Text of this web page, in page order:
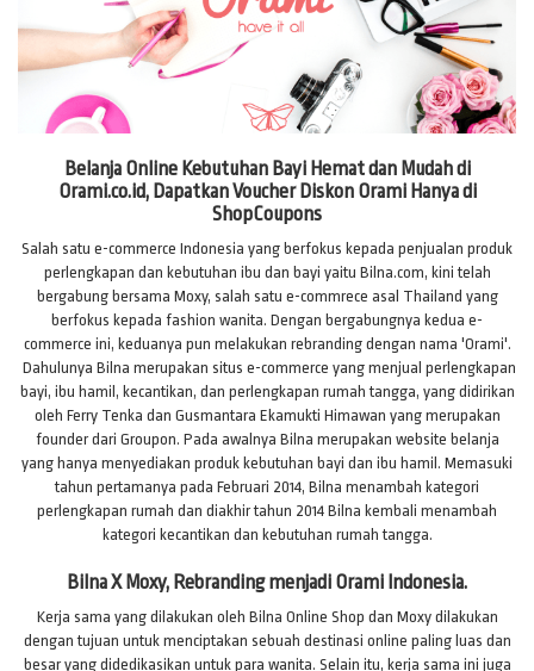
Belanja Online Kebutuhan Bayi Hemat dan Mudah di
Orami.co.id, Dapatkan Voucher Diskon Orami Hanya di
ShopCoupons
Salah satu e-commerce Indonesia yang berfokus kepada penjualan produk
perlengkapan dan kebutuhan ibu dan bayi yaitu Bilna.com, kini telah
bergabung bersama Moxy, salah satu e-commrece asal Thailand yang
berfokus kepada fashion wanita. Dengan bergabungnya kedua e-
commerce ini, keduanya pun melakukan rebranding dengan nama 'Orami'.
Dahulunya Bilna merupakan situs e-commerce yang menjual perlengkapan
bayi, ibu hamil, kecantikan, dan perlengkapan rumah tangga, yang didirikan
oleh Ferry Tenka dan Gusmantara Ekamukti Himawan yang merupakan
founder dari Groupon. Pada awalnya Bilna merupakan website belanja
yang hanya menyediakan produk kebutuhan bayi dan ibu hamil. Memasuki
tahun pertamanya pada Februari 2014, Bilna menambah kategori
perlengkapan rumah dan diakhir tahun 2014 Bilna kembali menambah
kategori kecantikan dan kebutuhan rumah tangga.
Bilna X Moxy, Rebranding menjadi Orami Indonesia.
Kerja sama yang dilakukan oleh Bilna Online Shop dan Moxy dilakukan
dengan tujuan untuk menciptakan sebuah destinasi online paling luas dan
besar yang didedikasikan untuk para wanita. Selain itu, kerja sama ini juga